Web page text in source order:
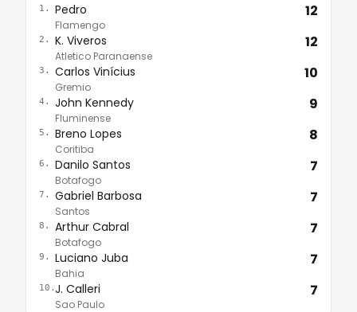
1. Pedro
Flamengo
12
2. K. Viveros
Atletico Paranaense
12
3. Carlos Vinícius
Gremio
10
4. John Kennedy
Fluminense
9
5. Breno Lopes
Coritiba
8
6. Danilo Santos
Botafogo
7
7. Gabriel Barbosa
Santos
7
8. Arthur Cabral
Botafogo
7
9. Luciano Juba
Bahia
7
10.J. Calleri
Sao Paulo
7